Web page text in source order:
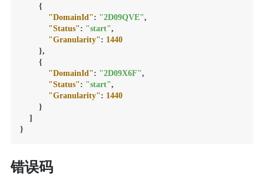
{
"DomainId": "2D09QVE",
"Status": "start",
"Granularity": 1440
},
{
"DomainId": "2D09X6F",
"Status": "start",
"Granularity": 1440
}
]
}
错误码